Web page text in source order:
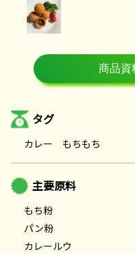
タグ
カレー もちもち
主要原料
もち粉
パン粉
カレールウ